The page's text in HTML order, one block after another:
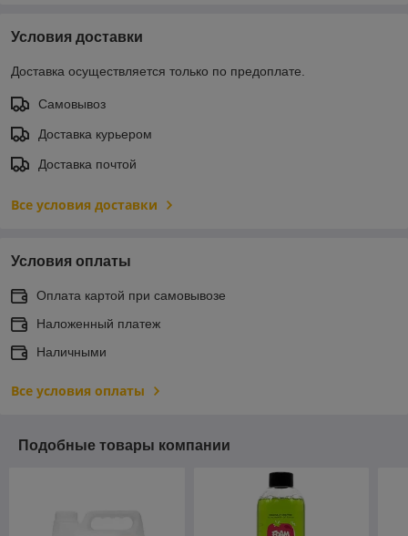
Условия доставки
Доставка осуществляется только по предоплате.
Самовывоз
Доставка курьером
Доставка почтой
Все условия доставки
Условия оплаты
Оплата картой при самовывозе
Наложенный платеж
Наличными
Все условия оплаты
Подобные товары компании